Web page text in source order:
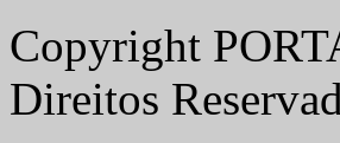
Copyright
Direitos